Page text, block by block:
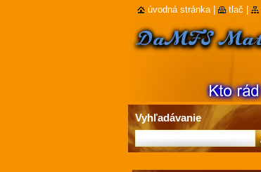
Vyhľadávanie
úvodná stránka tlač